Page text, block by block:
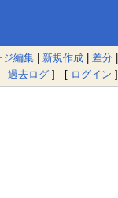
ジ編集 | 新規作成 | 差分 |
過去ログ ] [ ログイン ]